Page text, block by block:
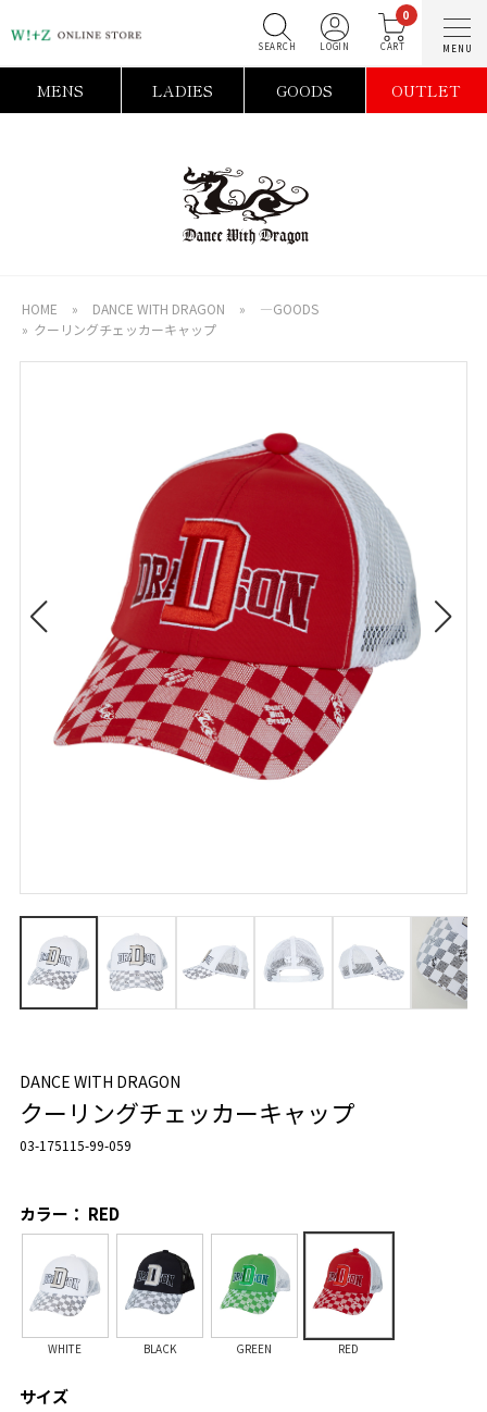
0
MENS LADIES GOODS OUTLET
HOME » DANCE WITH DRAGON »
―GOODS
» クーリングチェッカーキャップ
DANCE WITH DRAGON
クーリングチェッカーキャップ
03-175115-99-059
カラー： RED
WHITE BLACK GREEN RED
サイズ